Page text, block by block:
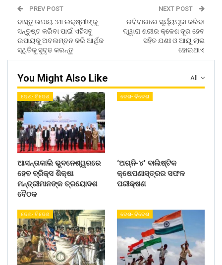
PREV POST
ବାସ୍ତୁ ଉପାୟ :ମା ଲକ୍ଷ୍ମୀଙ୍କୁ
ସନ୍ତୁଷ୍ଟ କରିବା ପାଇଁ ଏହିସବୁ
ଉପାୟକୁ ଅବଲମ୍ବନ କରି ଆର୍ଥିକ
ସ୍ଥିତିକୁ ସୁଦୃଢ କରନ୍ତୁ
NEXT POST
ରବିବାରରେ ସୂର୍ଯ୍ୟପୂଜା କରିବା
ଦ୍ୱାରା ଶରୀର କ୍ଳେଶ ଦୂର ହେବ
ସହିତ ଯଶଃ ଓ ଆୟୁ ଲାଭ
ହୋଇଥାଏ
All
You Might Also Like
ଦେଶ- ବିଦେଶ
ଆସନ୍ତାକାଲି ଭୁବନେଶ୍ୱରରେ
ହେବ ବ୍ରିକ୍ସ ଶିକ୍ଷା
ମନ୍ତ୍ରୀମାନଙ୍କ ତ୍ରୟୋଦଶ
ବୈଠକ
ଦେଶ- ବିଦେଶ
‘ଅଗ୍ନି-୪’ ବାଲିଷ୍ଟିକ
କ୍ଷେପଣାସ୍ତ୍ରର ସଫଳ
ପରୀକ୍ଷଣ
ଦେଶ- ବିଦେଶ ଦେଶ- ବିଦେଶ